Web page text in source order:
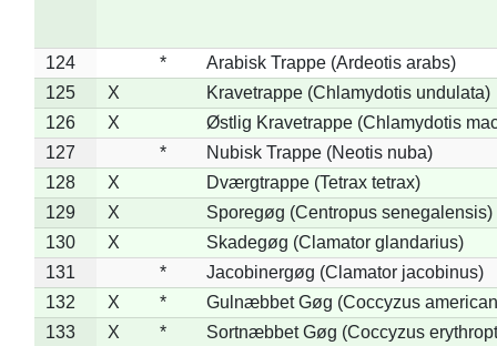
124 *
Arabisk Trappe (Ardeotis arabs)
125
X
Kravetrappe (Chlamydotis undulata)
126
X
Østlig Kravetrappe (Chlamydotis
127
*
Nubisk Trappe (Neotis nuba)
128
X
Dværgtrappe (Tetrax tetrax)
129
X
Sporegøg (Centropus senegalensis)
130
X
Skadegøg (Clamator glandarius)
131
*
Jacobinergøg (Clamator jacobinus)
132
X *
Gulnæbbet Gøg (Coccyzus
133
X *
Sortnæbbet Gøg (Coccyzus